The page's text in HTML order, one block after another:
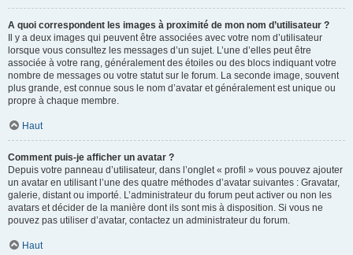
A quoi correspondent les images à proximité de mon nom d’utilisateur ?
Il y a deux images qui peuvent être associées avec votre nom d’utilisateur
lorsque vous consultez les messages d’un sujet. L’une d’elles peut être
associée à votre rang, généralement des étoiles ou des blocs indiquant votre
nombre de messages ou votre statut sur le forum. La seconde image, souvent
plus grande, est connue sous le nom d’avatar et généralement est unique ou
propre à chaque membre.
Haut
Comment puis-je afficher un avatar ?
Depuis votre panneau d’utilisateur, dans l’onglet « profil » vous pouvez ajouter
un avatar en utilisant l’une des quatre méthodes d’avatar suivantes : Gravatar,
galerie, distant ou importé. L’administrateur du forum peut activer ou non les
avatars et décider de la manière dont ils sont mis à disposition. Si vous ne
pouvez pas utiliser d’avatar, contactez un administrateur du forum.
Haut